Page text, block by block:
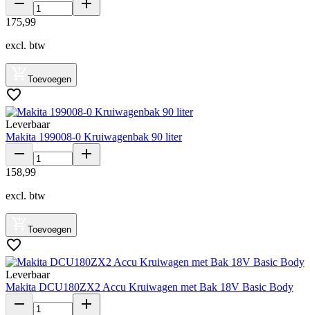
175,99
excl. btw
Toevoegen
Leverbaar
Makita 199008-0 Kruiwagenbak 90 liter
158,99
excl. btw
Toevoegen
Leverbaar
Makita DCU180ZX2 Accu Kruiwagen met Bak 18V Basic Body